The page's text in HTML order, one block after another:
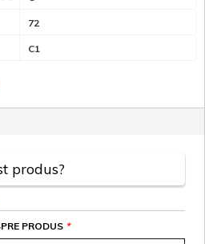
72
C1
produs?
*
PRODUS